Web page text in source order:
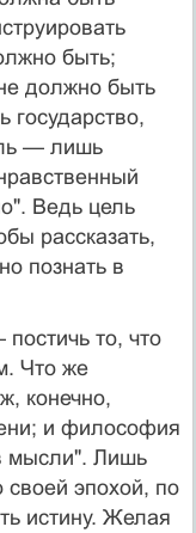
быть;
должно быть
государство,
— лишь
Ведь цель
рассказать,
познать в
то, что
Что же
конечно,
и философия
мысли". Лишь
эпохой, по
истину. Желая